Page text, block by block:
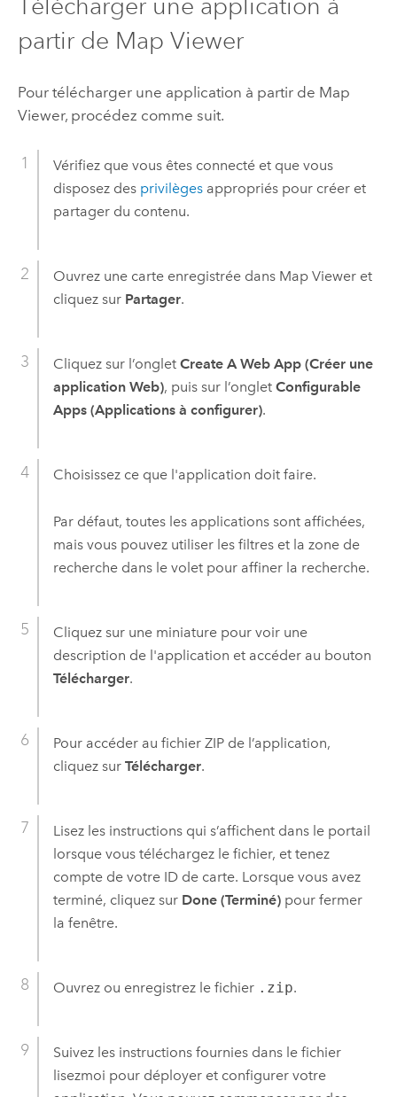
partir de Map Viewer
Pour télécharger une application à partir de Map
Viewer, procédez comme suit.
Vérifiez que vous êtes connecté et que vous
disposez des privilègesappropriés pour créer et
partager du contenu.
Ouvrez une carte enregistrée dans Map Vieweret
cliquez sur Partager.
Cliquez sur l’onglet Create A Web App (Créer une
application Web), puis sur l’onglet Configurable
Apps (Applications à configurer).
Choisissez ce que l'application doit faire.
Par défaut, toutes les applications sont affichées,
mais vous pouvez utiliser les filtres et la zone de
recherche dans le volet pour affiner la recherche.
Cliquez sur une miniature pour voir une
description de l'application et accéder au bouton
Télécharger.
Pour accéder au fichier ZIP de l’application,
cliquez sur Télécharger.
Lisez les instructions qui s’affichent dans le portail
lorsque vous téléchargez le fichier, et tenez
compte de votre ID de carte. Lorsque vous avez
terminé, cliquez sur Done (Terminé)pour fermer
la fenêtre.
Ouvrez ou enregistrez le fichier .zip.
Suivez les instructions fournies dans le fichier
lisezmoi pour déployer et configurer votre